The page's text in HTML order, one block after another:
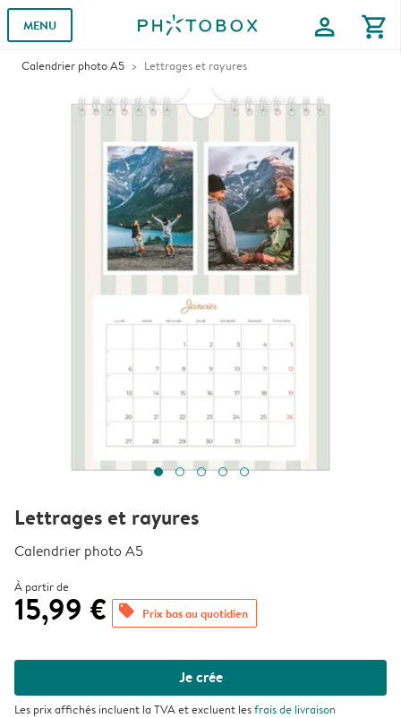
MENU profile shopping_cart
Calendrier photo A5 Lettrages et rayures
Lettrages et rayures
Calendrier photo A5
À partir de
15,99 € offers Prix bas au quotidien
Je crée
Les prix affichés incluent la TVA et excluent lesfrais de livraison